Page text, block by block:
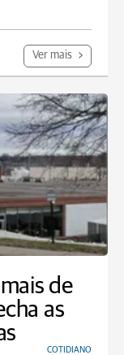
Ver mais
de
as
COTIDIANO